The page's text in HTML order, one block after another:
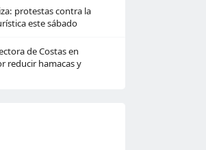
protestas contra la
este sábado
de Costas en
reducir hamacas y